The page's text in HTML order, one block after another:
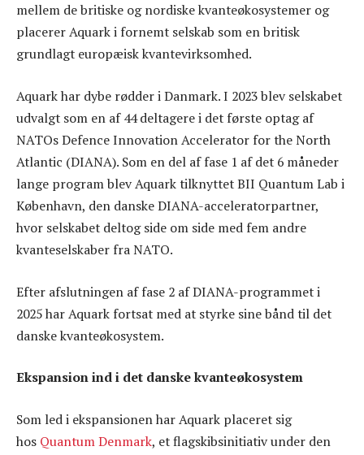
mellem de britiske og nordiske kvanteøkosystemer og
placerer Aquark i fornemt selskab som en britisk
grundlagt europæisk kvantevirksomhed.
Aquark har dybe rødder i Danmark. I 2023 blev selskabet
udvalgt som en af 44 deltagere i det første optag af
NATOs Defence Innovation Accelerator for the North
Atlantic (DIANA). Som en del af fase 1 af det 6 måneder
lange program blev Aquark tilknyttet BII Quantum Lab i
København, den danske DIANA-acceleratorpartner,
hvor selskabet deltog side om side med fem andre
kvanteselskaber fra NATO.
Efter afslutningen af fase 2 af DIANA-programmet i
2025 har Aquark fortsat med at styrke sine bånd til det
danske kvanteøkosystem.
Ekspansion ind i det danske kvanteøkosystem
Som led i ekspansionen har Aquark placeret sig
hos Quantum Denmark, et flagskibsinitiativ under den